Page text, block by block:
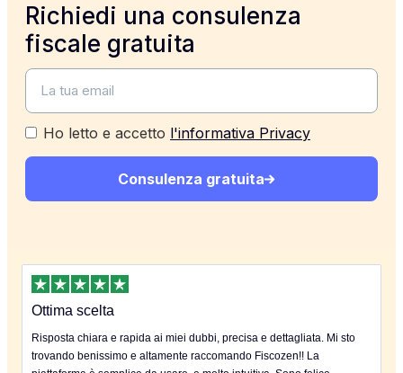
Richiedi una consulenza
fiscale gratuita
Ho letto e accetto l'informativa Privacy
Consulenza gratuita
Ottima scelta
Risposta chiara e rapida ai miei dubbi, precisa e dettagliata. Mi sto
trovando benissimo e altamente raccomando Fiscozen!! La